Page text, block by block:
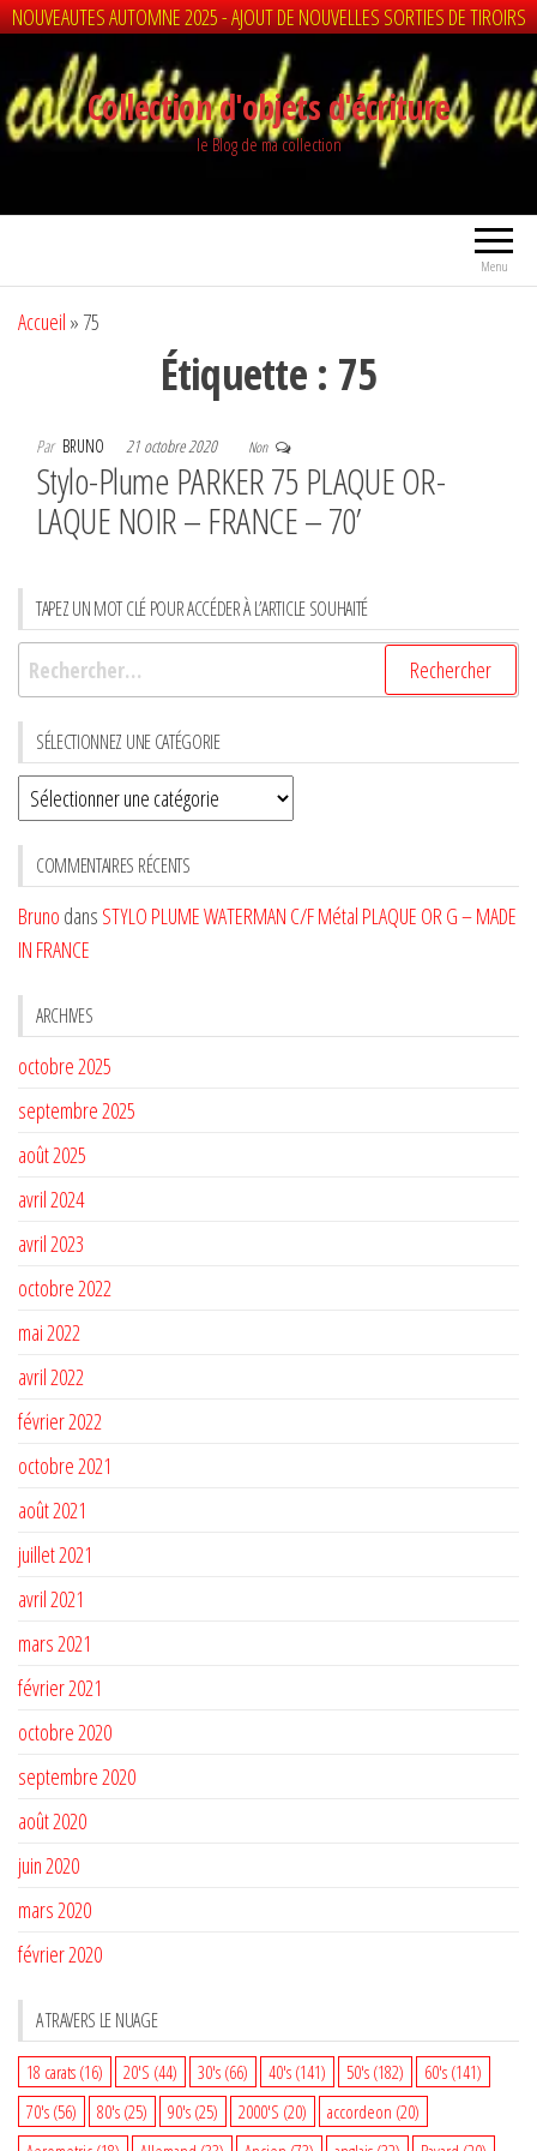
NOUVEAUTES AUTOMNE 2025 - AJOUT DE NOUVELLES SORTIES DE TIROIRS
contenu
Collection d'objets d'écriture
le Blog de ma collection
Menu
Accueil » 75
Étiquette : 75
Par BRUNO 21 octobre 2020 Non
Stylo-Plume PARKER 75 PLAQUE OR-
LAQUE NOIR – FRANCE – 70’
TAPEZ UN MOT CLÉ POUR ACCÉDER À L’ARTICLE SOUHAITÉ
Rechercher :
SÉLECTIONNEZ UNE CATÉGORIE
Sélectionnez
une
CATÉGORIE
COMMENTAIRES RÉCENTS
Bruno dans STYLO PLUME WATERMAN C/F Métal PLAQUE OR G – MADE
IN FRANCE
ARCHIVES
octobre 2025
septembre 2025
août 2025
avril 2024
avril 2023
octobre 2022
mai 2022
avril 2022
février 2022
octobre 2021
août 2021
juillet 2021
avril 2021
mars 2021
février 2021
octobre 2020
septembre 2020
août 2020
juin 2020
mars 2020
février 2020
A TRAVERS LE NUAGE
18 carats (16) 20'S (44) 30's (66) 40's (141) 50's (182) 60's (141)
70's (56) 80's (25) 90's (25) 2000'S (20) accordeon (20)